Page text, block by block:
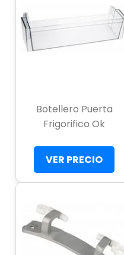
Botellero Puerta
Frigorifico Ok
VER PRECIO